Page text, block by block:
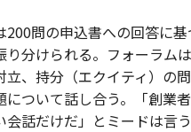
200問の申込書への回答に
り分けられる。フォーラム
立、持分（エクイティ）の
について話し合う。「創業
会話だけだ」とミードは言う